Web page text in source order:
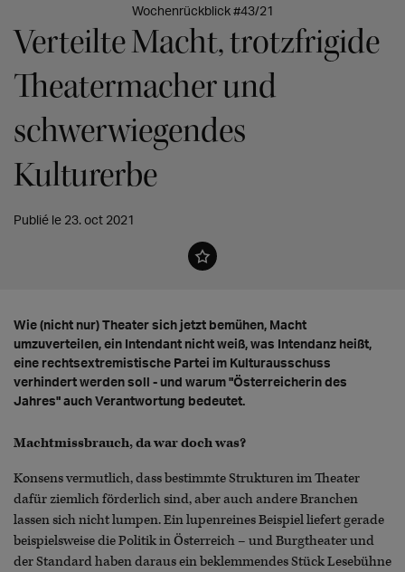
Wochenrückblick #43/21
Verteilte Macht, trotzfrigide
Theatermacher und
schwerwiegendes
Kulturerbe
Publié le 23. oct 2021
Wie (nicht nur) Theater sich jetzt bemühen, Macht
umzuverteilen, ein Intendant nicht weiß, was Intendanz heißt,
eine rechtsextremistische Partei im Kulturausschuss
verhindert werden soll - und warum "Österreicherin des
Jahres" auch Verantwortung bedeutet.
Machtmissbrauch, da war doch was?
Konsens vermutlich, dass bestimmte Strukturen im Theater
dafür ziemlich förderlich sind, aber auch andere Branchen
lassen sich nicht lumpen. Ein lupenreines Beispiel liefert gerade
beispielsweise die Politik in Österreich – und Burgtheater und
der Standard haben daraus ein beklemmendes Stück Lesebühne